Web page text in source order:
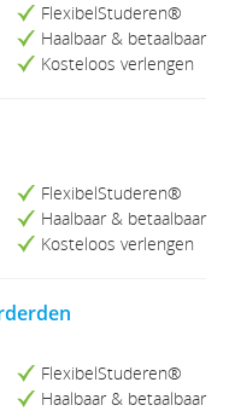
FlexibelStuderen®
Haalbaar & betaalbaar
Kosteloos verlengen
FlexibelStuderen®
Haalbaar & betaalbaar
Kosteloos verlengen
FlexibelStuderen®
Haalbaar & betaalbaar